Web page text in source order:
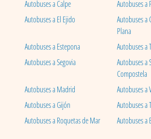
Autobuses a Calpe
Autobuses a
Autobuses a El Ejido
Autobuses a
Plana
Autobuses a Estepona
Autobuses a
Autobuses a Segovia
Autobuses a
Compostela
Autobuses a Madrid
Autobuses a
Autobuses a Gijón
Autobuses a
Autobuses a Roquetas de Mar
Autobuses a